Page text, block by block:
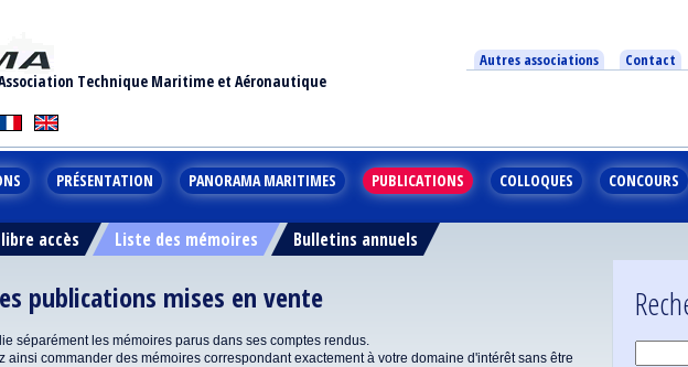
Technique Maritime et Aéronautique
Autres associations Contact
PRÉSENTATION PANORAMA MARITIMES PUBLICATIONS COLLOQUES CONCOURS
accès Liste des mémoires Bulletins annuels
publications mises en vente
séparément les mémoires parus dans ses comptes rendus.
ainsi commander des mémoires correspondant exactement à votre domaine d'intérêt sans être